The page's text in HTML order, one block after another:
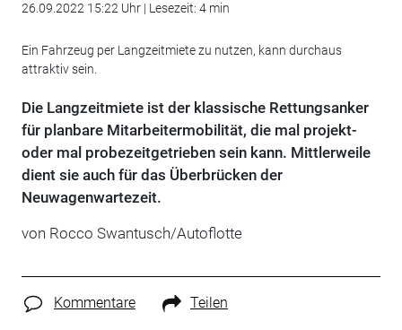
26.09.2022 15:22 Uhr | Lesezeit: 4 min
Ein Fahrzeug per Langzeitmiete zu nutzen, kann durchaus
attraktiv sein.
Die Langzeitmiete ist der klassische Rettungsanker
für planbare Mitarbeitermobilität, die mal projekt-
oder mal probezeitgetrieben sein kann. Mittlerweile
dient sie auch für das Überbrücken der
Neuwagenwartezeit.
von Rocco Swantusch/Autoflotte
Kommentare Teilen